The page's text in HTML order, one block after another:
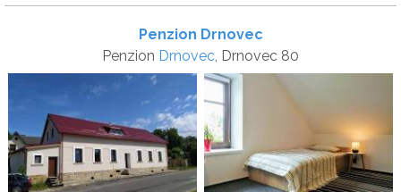
Penzion Drnovec
Penzion Drnovec, Drnovec 80